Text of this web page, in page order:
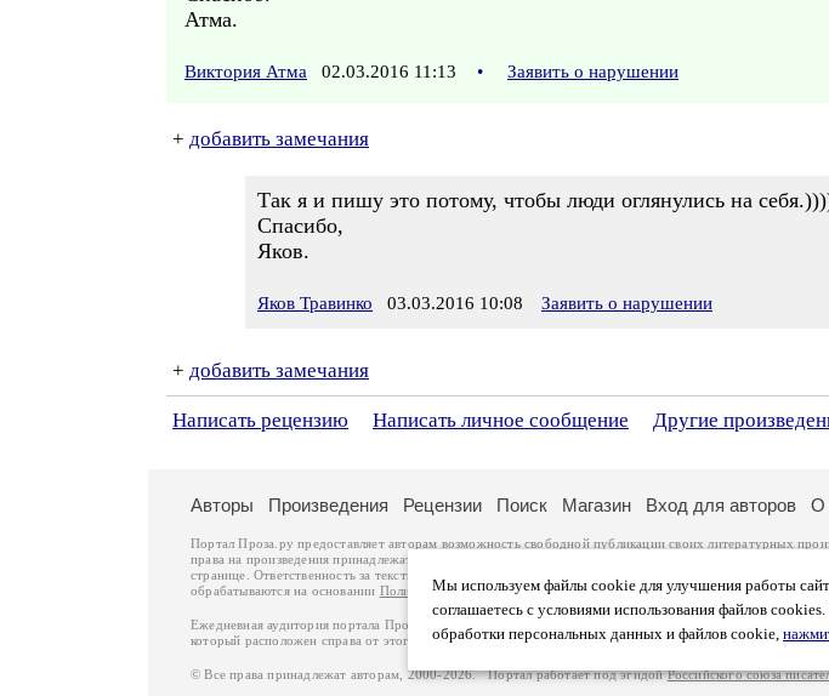
Атма.
Виктория Атма 02.03.2016 11:13 • Заявить о нарушении
+ добавить замечания
Так я и пишу это потому, чтобы люди оглянулись на
Спасибо,
Яков.
Яков Травинко 03.03.2016 10:08 Заявить о нарушении
+ добавить замечания
Написать рецензию Написать личное сообщение Другие
Мы используем файлы cookie для улучшения работы
соглашаетесь с условиями использования файлов
обработки персональных данных и файлов cookie,
Авторы Произведения Рецензии Поиск Магазин Вход для авторов О
Портал Проза.ру предоставляет авторам возможность свободной публикации своих литературных
права на произведения принадлежат авторам и охраняются
. Перепечатка произведений
странице. Ответственность за тексты произведений авторы несут самостоятельно на основании
обрабатываются на основании Политики обработки персональных данных. Вы также можете
Ежедневная аудитория портала Проза.ру – порядка 100 тысяч посетителей, которые в общей сумме
который расположен справа от этого текста. В каждой графе указано по две цифры: количество
© Все права принадлежат авторам, 2000-2026. Портал работает под эгидойРоссийского союза